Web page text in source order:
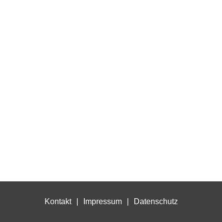
Kontakt Impressum Datenschutz